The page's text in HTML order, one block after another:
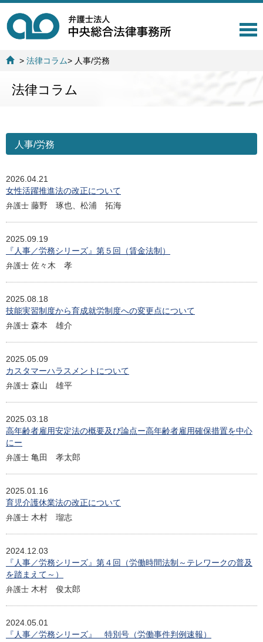
T
i
a
>法律コラム> 人事/労務
法律コラム
人事/労務
2026.04.21
女性活躍推進法の改正について
弁護士 藤野 琢也、松浦 拓海
2025.09.19
『人事／労務シリーズ』第５回（賃金法制）
弁護士 佐々木 孝
2025.08.18
技能実習制度から育成就労制度への変更点について
弁護士 森本 雄介
2025.05.09
カスタマーハラスメントについて
弁護士 森山 雄平
2025.03.18
高年齢者雇用安定法の概要及び論点ー高年齢者雇用確保措置を中心
にー
弁護士 亀田 孝太郎
2025.01.16
育児介護休業法の改正について
弁護士 木村 瑠志
2024.12.03
『人事／労務シリーズ』第４回（労働時間法制～テレワークの普及
を踏まえて～）
弁護士 木村 俊太郎
2024.05.01
『人事／労務シリーズ』 特別号（労働事件判例速報）